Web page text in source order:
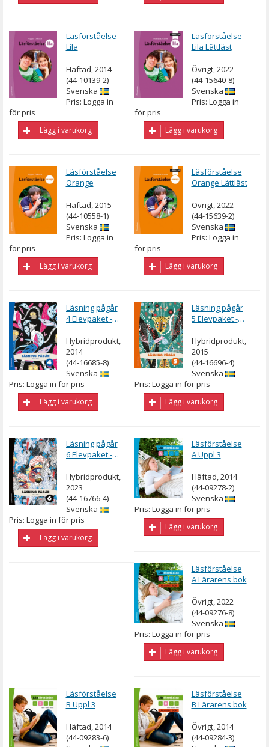
Läsförståelse
Lila
Häftad, 2014
(44-10139-2)
Svenska
Pris: Logga in
för pris
Lägg i varukorg
Läsförståelse
Lila Lättläst
Övrigt, 2022
(44-15640-8)
Svenska
Pris: Logga in
för pris
Lägg i varukorg
Läsförståelse
Orange
Häftad, 2015
(44-10558-1)
Svenska
Pris: Logga in
för pris
Lägg i varukorg
Läsförståelse
Orange Lättläst
Övrigt, 2022
(44-15639-2)
Svenska
Pris: Logga in
för pris
Lägg i varukorg
Läsning pågår
4 Elevpaket -
Digital
elevlicens 36
mån
Hybridprodukt,
2014
(44-16685-8)
Svenska
Pris: Logga in för pris
Lägg i varukorg
Läsning pågår
5 Elevpaket -
Digital
elevlicens 36
mån
Hybridprodukt,
2015
(44-16696-4)
Svenska
Pris: Logga in för pris
Lägg i varukorg
Läsning pågår
6 Elevpaket -
Digital
elevlicens 36
mån
Hybridprodukt,
2023
(44-16766-4)
Svenska
Pris: Logga in för pris
Lägg i varukorg
Läsförståelse
A Uppl 3
Häftad, 2014
(44-09278-2)
Svenska
Pris: Logga in för pris
Lägg i varukorg
Läsförståelse
A Lärarens bok
Övrigt, 2022
(44-09276-8)
Svenska
Pris: Logga in för pris
Lägg i varukorg
Läsförståelse
B Uppl 3
Häftad, 2014
(44-09283-6)
Läsförståelse
B Lärarens bok
Övrigt, 2014
(44-09284-3)